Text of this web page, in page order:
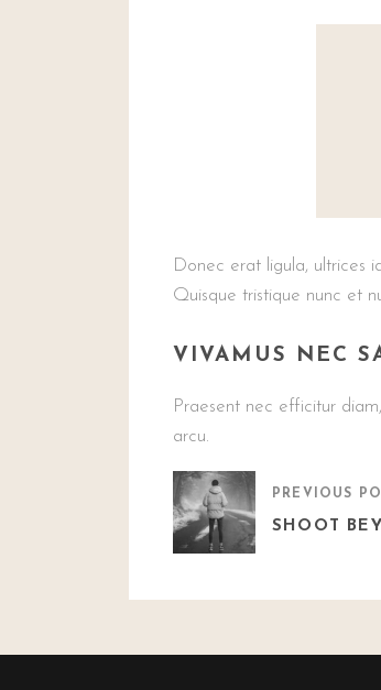
Donec erat ligula, ultrices
Quisque tristique nunc et
VIVAMUS NEC
Praesent nec efficitur
arcu.
PREVIOUS
SHOOT